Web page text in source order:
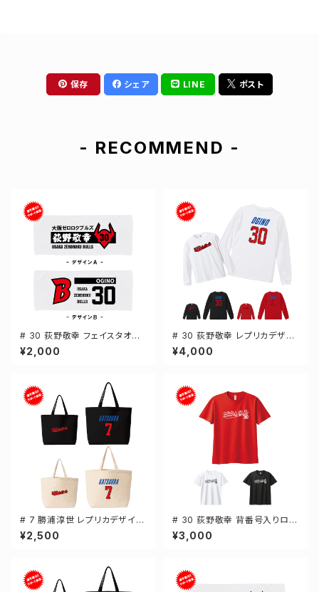
保存 シェア LINE ポスト
- RECOMMEND -
# 30 荻野敬幸 フェイスタオル
選手還元 2デザイン FT0144
¥2,000
# 30 荻野敬幸 レプリカデザイ
ン 3カラー 選手還元 長袖Tシャ
ツ S-XXLサイズ 501101
¥4,000
# 7 勝浦淳世 レプリカデザイン
選手還元 キャンバストートバッ
グ 2カラー MLサイズ 000778
¥2,500
# 30 荻野敬幸 背番号入りロゴ
ドライTシャツ 半袖 選手還元 3
カラー S-5Lサイズ 000300
¥3,000